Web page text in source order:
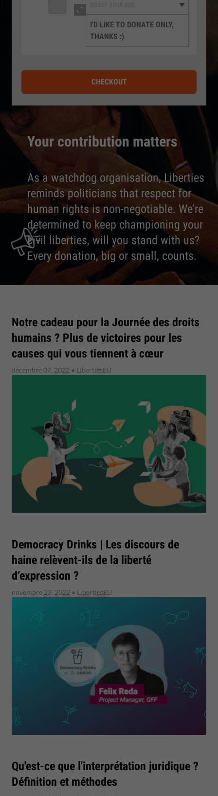
Your contribution matters
As a watchdog organisation, Liberties
reminds politicians that respect for
human rights is non-negotiable. We're
determined to keep championing your
civil liberties, will you stand with us?
Every donation, big or small, counts.
I'D LIKE TO DONATE ONLY,
THANKS :)
CHECKOUT
Notre cadeau pour la Journée des droits
humains ? Plus de victoires pour les
causes qui vous tiennent à cœur
décembre 07, 2022 • LibertiesEU
Democracy Drinks | Les discours de
haine relèvent-ils de la liberté
d’expression ?
novembre 23, 2022 • LibertiesEU
Qu'est-ce que l'interprétation juridique ?
Définition et méthodes